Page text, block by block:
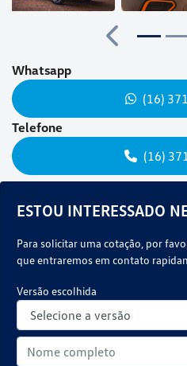
ESTOU INTERESSADO
Para solicitar uma cotação, por
que entraremos em contato
Versão escolhida
Anterior
Whatsapp
(16)
Telefone
(16)